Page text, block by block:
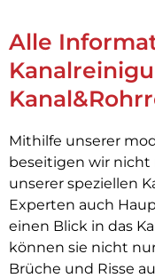
Alle
Mithilfe unserer
beseitigen wir nicht
unserer speziellen
Experten auch
einen Blick in das
können sie nicht
Brüche und Risse